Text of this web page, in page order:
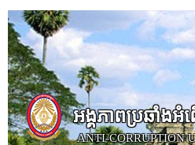
អង្គភាពប្រឆាំង
ANTI-CORRUPTION